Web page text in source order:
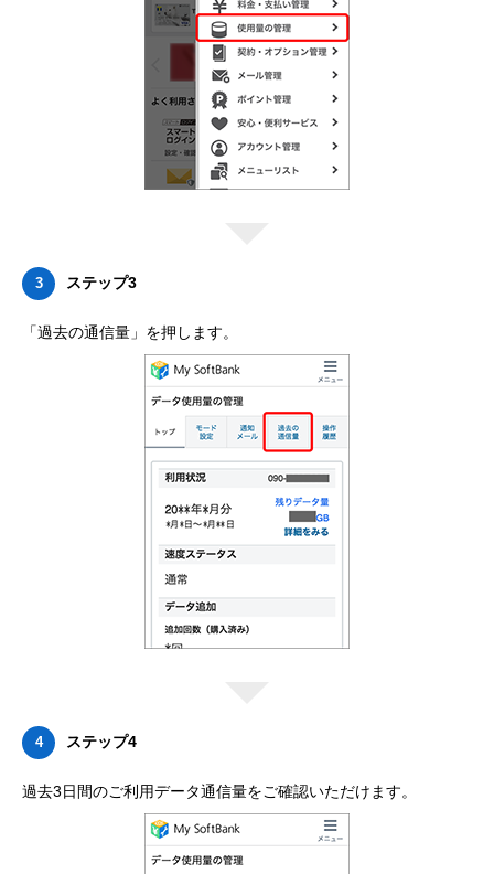
3 ステップ3
「過去の通信量」を押します。
4 ステップ4
過去3日間のご利用データ通信量をご確認いただけます。